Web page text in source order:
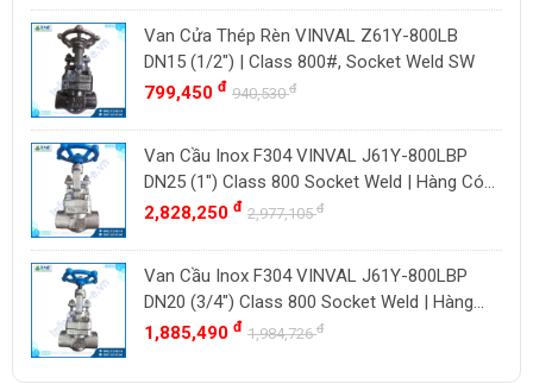
YOSHITAKE
KITZ
DK VALVE
TIGER
HD FIRE
ETM
TAMAKI
ASAHI
SWISSFLUID
KUNKLE
Van Cửa Thép Rèn VINVAL Z61Y-800LB
DN15 (1/2") | Class 800#, Socket Weld SW
799,450 đ 940,530đ
Van Cầu Inox F304 VINVAL J61Y-800LBP
DN25 (1") Class 800 Socket Weld | Hàng Có
Sẵn
2,828,250 đ 2,977,105đ
Van Cầu Inox F304 VINVAL J61Y-800LBP
DN20 (3/4") Class 800 Socket Weld | Hàng
Có Sẵn
1,885,490 đ 1,984,726đ